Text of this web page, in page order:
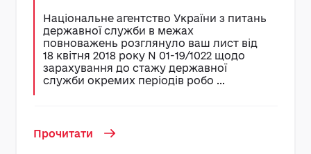
Національне агентство України з питань
державної служби в межах
повноважень розглянуло ваш лист від
18 квітня 2018 року N 01-19/1022 щодо
зарахування до стажу державної
служби окремих періодів робо ...
Прочитати